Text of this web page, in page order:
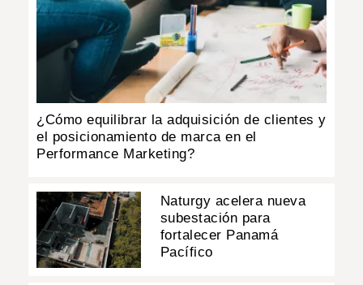
¿Cómo equilibrar la adquisición de clientes y
el posicionamiento de marca en el
Performance Marketing?
Naturgy acelera nueva
subestación para
fortalecer Panamá
Pacífico